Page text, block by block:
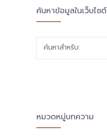
ค้นหาข้อมูลในเว็บไซต์
ค้นหาสำหรับ:
หมวดหมู่บทความ